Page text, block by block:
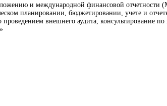
и международной финансовой отчетности
планировании, бюджетировании, учете и
внешнего аудита, консультирование